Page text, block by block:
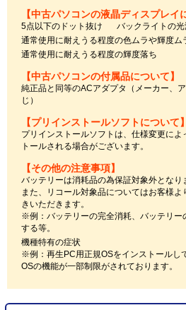
【中古パソコンの液晶ディスプレイ
5点以下のドット抜け
バックライトの
通常使用に耐えうる程度の色ムラや輝度ム
通常使用に耐えうる程度の輝度落ち
【中古パソコンの付属品について】
純正品と同等のACアダプタ（メーカー、
じ）
【プリインストールソフトについて】
プリインストールソフトは、仕様変更によ
トールされる場合がございます。
【その他の注意事項】
バッテリーは消耗品の為保証対象外となり
また、リコール対象品についてはお客様
きいただきます。
※例：バッテリーの完全消耗、バッテリー
する等。
機種特有の症状
※例：再生PC用正規OSをインストールし
OSの機能が一部制限がされております。